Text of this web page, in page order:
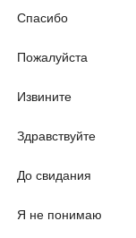
Спасибо
Пожалуйста
Извините
Здравствуйте
До свидания
Я не понимаю